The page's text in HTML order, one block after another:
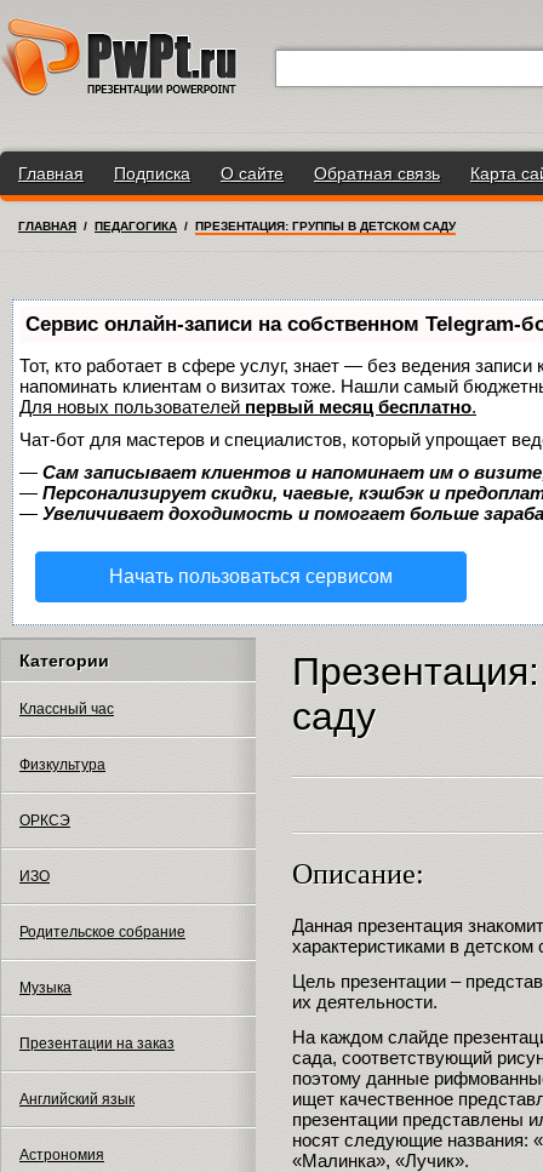
Главная Подписка О сайте Обратная связь Карта
ГЛАВНАЯ / ПЕДАГОГИКА / ПРЕЗЕНТАЦИЯ: ГРУППЫ В ДЕТСКОМ САДУ
Сервис онлайн-записи на собственном Telegram-
Тот, кто работает в сфере услуг, знает — без ведения
напоминать клиентам о визитах тоже. Нашли самый
Для новых пользователей первый месяц бесплатно.
Чат-бот для мастеров и специалистов, который упрощает
— Сам записывает клиентов и напоминает им о
— Персонализирует скидки, чаевые, кэшбэк и
— Увеличивает доходимость и помогает больше
Начать пользоваться сервисом
Категории
Классный час
Физкультура
ОРКСЭ
ИЗО
Родительское собрание
Музыка
Презентации на заказ
Английский язык
Астрономия
саду
Описание:
Данная презентация
характеристиками в детском
Цель презентации –
их деятельности.
На каждом слайде
сада, соответствующий
поэтому данные
ищет качественное
презентации представлены
носят следующие названия:
«Малинка», «Лучик».